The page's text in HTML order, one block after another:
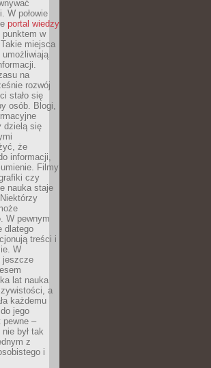
W połowie
portal wiedzy
punktem w
miejsca
na
rozwój
stało się
osób. Blogi,
dzielą się
że
informacji,
Filmy
czy
nauka staje
W pewnym
dlatego
treści i
W
jeszcze
lat nauka
a
każdemu
jego
pewne –
był tak
z
i